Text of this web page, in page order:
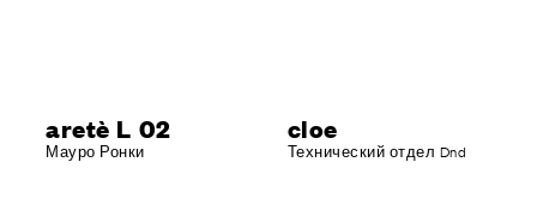
aretè L 02
Мауро Ронки
cloe
Технический отдел Dnd